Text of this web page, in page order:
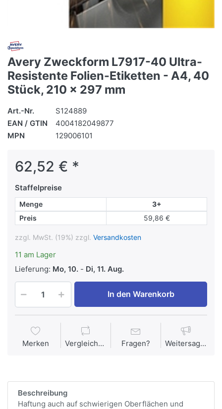
Avery Zweckform L7917-40 Ultra-
Resistente Folien-Etiketten - A4, 40
Stück, 210 x 297 mm
Art.-Nr.
S124889
EAN / GTIN
4004182049877
MPN
129006101
62,52 € *
Staffelpreise
Menge
3+
Preis
59,86 €
zzgl. MwSt. (19%) zzgl. Versandkosten
11 am Lager
Lieferung: Mo, 10. - Di, 11. Aug.
In den Warenkorb
Merken Vergleichen Fragen? Weitersagen
Beschreibung
Haftung auch auf schwierigen Oberflächen und